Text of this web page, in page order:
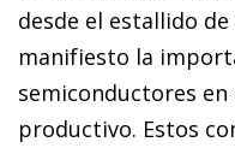
desde el estallido
manifiesto la
semiconductores
productivo. Estos